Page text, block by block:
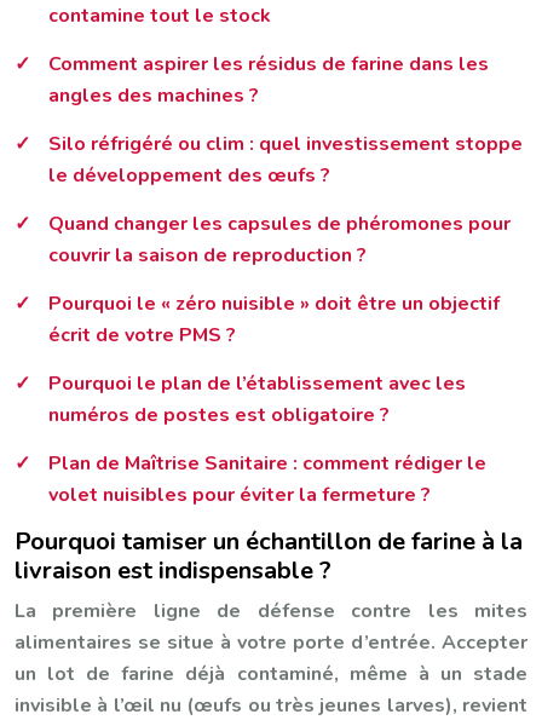
contamine tout le stock
Comment aspirer les résidus de farine dans les
angles des machines ?
Silo réfrigéré ou clim : quel investissement stoppe
le développement des œufs ?
Quand changer les capsules de phéromones pour
couvrir la saison de reproduction ?
Pourquoi le « zéro nuisible » doit être un objectif
écrit de votre PMS ?
Pourquoi le plan de l’établissement avec les
numéros de postes est obligatoire ?
Plan de Maîtrise Sanitaire : comment rédiger le
volet nuisibles pour éviter la fermeture ?
Pourquoi tamiser un échantillon de farine à la
livraison est indispensable ?
La première ligne de défense contre les mites
alimentaires se situe à votre porte d’entrée. Accepter
un lot de farine déjà contaminé, même à un stade
invisible à l’œil nu (œufs ou très jeunes larves), revient